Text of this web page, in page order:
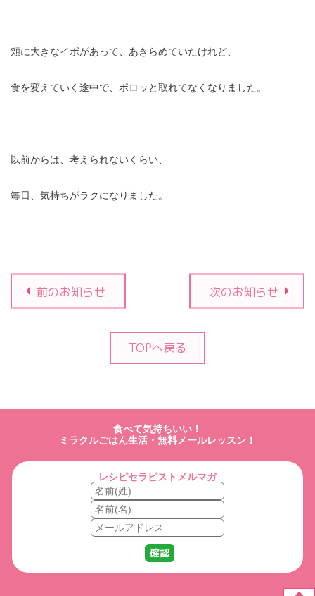
頬に大きなイボがあって、あきらめていたけれど、
食を変えていく途中で、ポロッと取れてなくなりました。
以前からは、考えられないくらい、
毎日、気持ちがラクになりました。
前のお知らせ 次のお知らせ
TOPへ戻る
食べて気持ちいい！
ミラクルごはん生活・無料メールレッスン！
レシピセラピストメルマガ